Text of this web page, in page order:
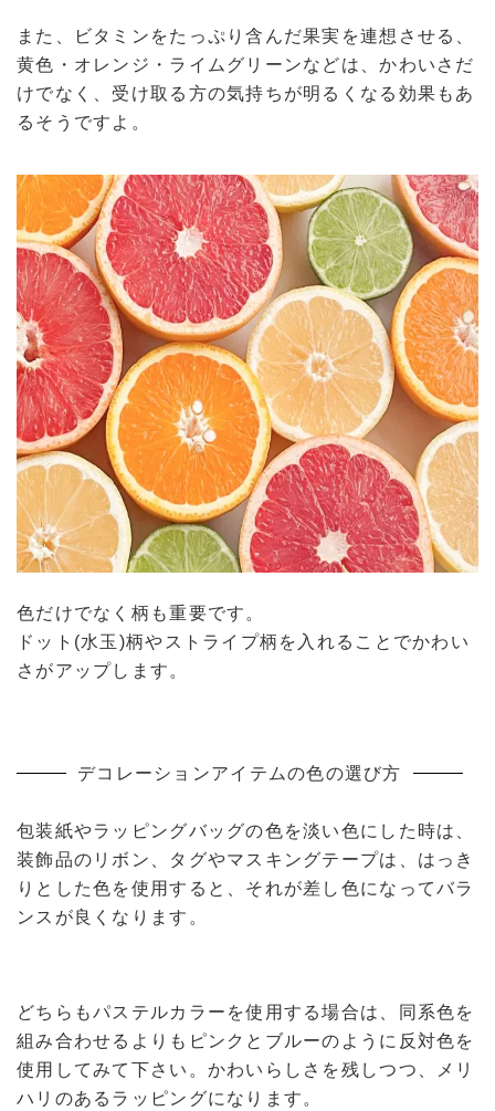
また、ビタミンをたっぷり含んだ果実を連想させる、
黄色・オレンジ・ライムグリーンなどは、かわいさだ
けでなく、受け取る方の気持ちが明るくなる効果もあ
るそうですよ。
色だけでなく柄も重要です。
ドット(水玉)柄やストライプ柄を入れることでかわい
さがアップします。
デコレーションアイテムの色の選び方
包装紙やラッピングバッグの色を淡い色にした時は、
装飾品のリボン、タグやマスキングテープは、はっき
りとした色を使用すると、それが差し色になってバラ
ンスが良くなります。
どちらもパステルカラーを使用する場合は、同系色を
組み合わせるよりもピンクとブルーのように反対色を
使用してみて下さい。かわいらしさを残しつつ、メリ
ハリのあるラッピングになります。